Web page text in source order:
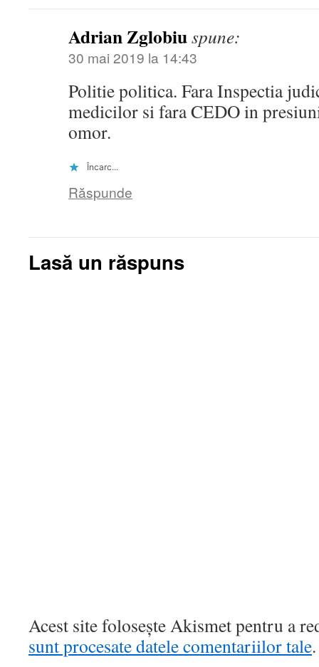
Adrian Zglobiuspune:
30 mai 2019 la 14:43
Politie politica. Fara Inspectia
medicilor si fara CEDO in
omor.
Încarc...
Răspunde
Lasă un răspuns
Acest site folosește Akismet pentru a
sunt procesate datele comentariilor tale.